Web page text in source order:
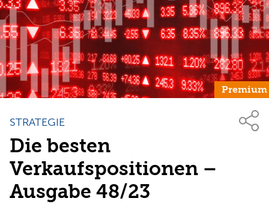
Premium
STRATEGIE
Die besten
Verkaufspositionen –
Ausgabe 48/23
Anmelden